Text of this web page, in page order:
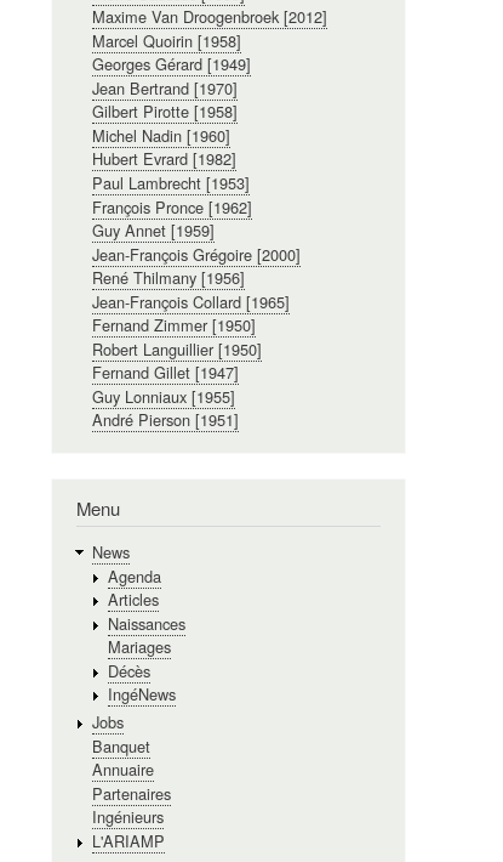
Maxime Van Droogenbroek [2012]
Marcel Quoirin [1958]
Georges Gérard [1949]
Jean Bertrand [1970]
Gilbert Pirotte [1958]
Michel Nadin [1960]
Hubert Evrard [1982]
Paul Lambrecht [1953]
François Pronce [1962]
Guy Annet [1959]
Jean-François Grégoire [2000]
René Thilmany [1956]
Jean-François Collard [1965]
Fernand Zimmer [1950]
Robert Languillier [1950]
Fernand Gillet [1947]
Guy Lonniaux [1955]
André Pierson [1951]
Menu
News
Agenda
Articles
Naissances
Mariages
Décès
IngéNews
Jobs
Banquet
Annuaire
Partenaires
Ingénieurs
L'ARIAMP